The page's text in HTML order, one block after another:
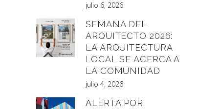
julio 6, 2026
SEMANA DEL
ARQUITECTO 2026:
LA ARQUITECTURA
LOCAL SE ACERCA A
LA COMUNIDAD
julio 4, 2026
ALERTA POR